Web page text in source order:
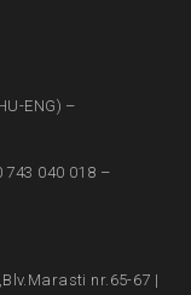
ENG) –
743 040 018 –
nr.65-67 |